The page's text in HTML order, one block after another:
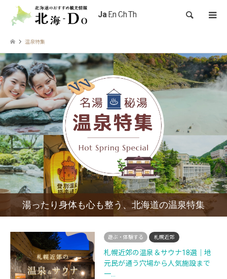
検索
温泉特集
湯ったり身体も心も整う、北海道の温泉特集
遊ぶ・体験する 札幌近郊
札幌近郊の温泉＆サウナ18選｜地
元民が通う穴場から人気施設まで
一…